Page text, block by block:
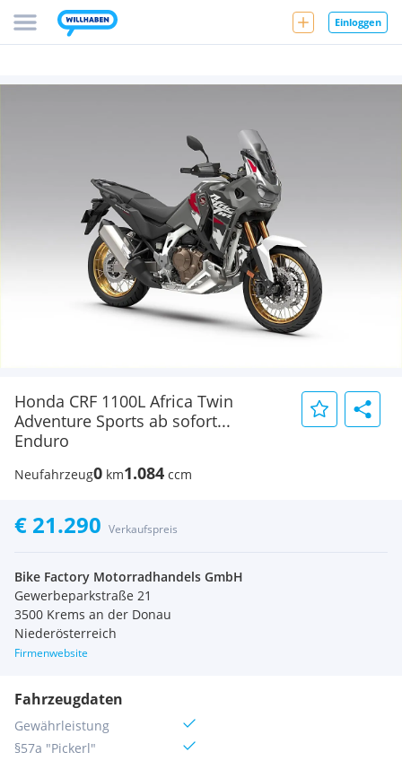
Einloggen
Honda CRF 1100L Africa Twin
Adventure Sports ab sofort...
Enduro
Neufahrzeug0 km1.084 ccm
€ 21.290 Verkaufspreis
Bike Factory Motorradhandels GmbH
Gewerbeparkstraße 21
3500 Krems an der Donau
Niederösterreich
Firmenwebsite
Fahrzeugdaten
Gewährleistung
§57a "Pickerl"